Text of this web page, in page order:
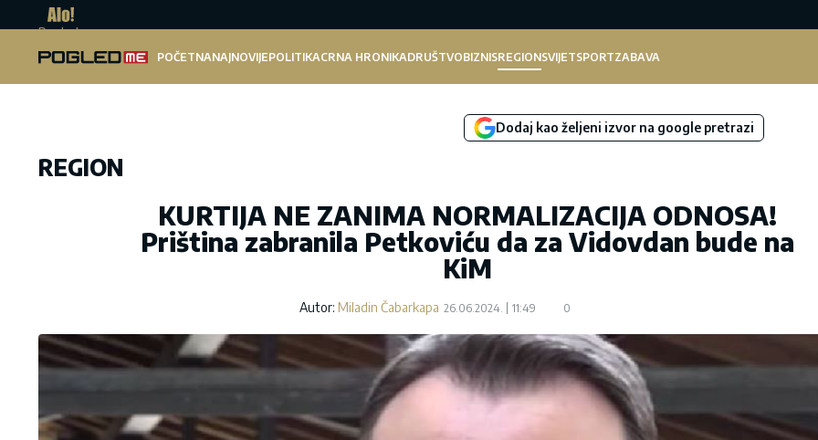
Pogled.me
POČETNANAJNOVIJEPOLITIKACRNA HRONIKADRUŠTVOBIZNISREGIONSVIJETSPORTZABAVA
Dodaj kao željeni izvor na google pretrazi
REGION
KURTIJA NE ZANIMA NORMALIZACIJA ODNOSA!
Priština zabranila Petkoviću da za Vidovdan bude na
KiM
Autor: Miladin Čabarkapa 26.06.2024. 11:49 0